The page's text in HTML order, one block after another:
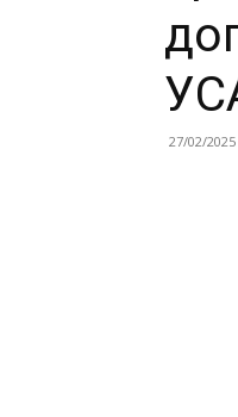
27/02/2025